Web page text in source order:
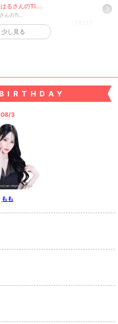
るさんのTi...
んのTi...
少し見る
08/3
もも